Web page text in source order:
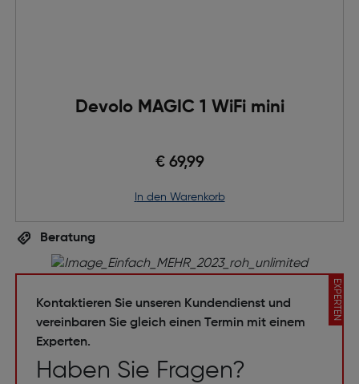
Devolo MAGIC 1 WiFi mini
€ 69,99
in den Warenkorb
Beratung
EXPERTEN
Kontaktieren Sie unseren Kundendienst und
vereinbaren Sie gleich einen Termin mit einem
Experten.
Haben Sie Fragen?